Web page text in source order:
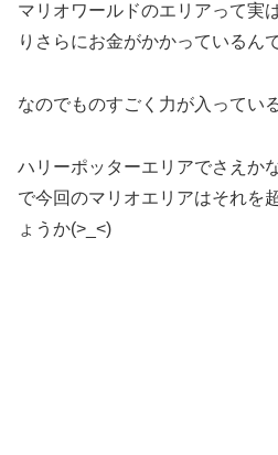
マリオワールドのエリアって実
りさらにお金がかかっているん
なのでものすごく力が入ってい
ハリーポッターエリアでさえか
で今回のマリオエリアはそれを
ょうか(>_<)